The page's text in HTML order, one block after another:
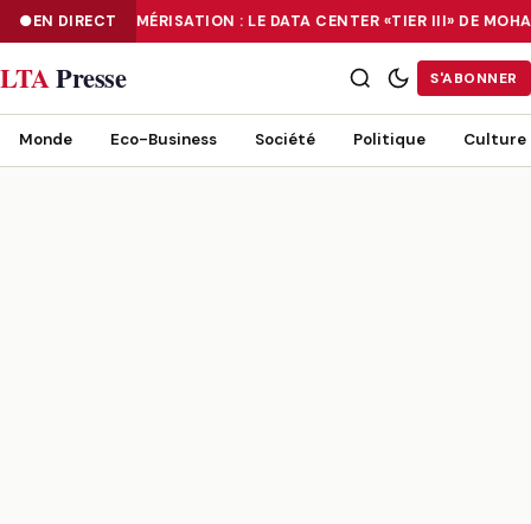
EN DIRECTNUMÉRISATION : LE DATA CENTER «TIER III» DE
NUMÉRISATION : LE DATA CENTER «TIER III» DE MOHAMMADIA, UN
LTAPresse S'ABONNER
Monde Eco-Business Société Politique Culture